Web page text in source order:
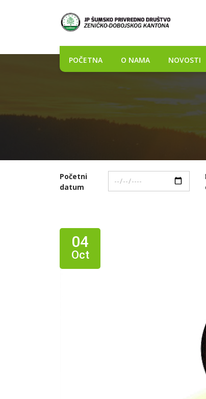
POČETNA O NAMA NOVOSTI
Početni
datum
04
Oct